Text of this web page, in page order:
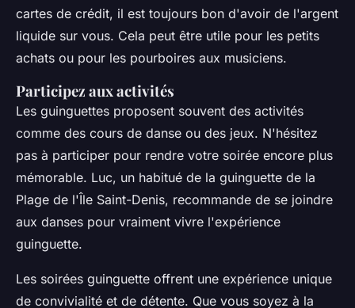
cartes de crédit, il est toujours bon d'avoir de l'argent
liquide sur vous. Cela peut être utile pour les petits
achats ou pour les pourboires aux musiciens.
Participez aux activités
Les guinguettes proposent souvent des activités
comme des cours de danse ou des jeux. N'hésitez
pas à participer pour rendre votre soirée encore plus
mémorable. Luc, un habitué de la guinguette de la
Plage de l'Île Saint-Denis, recommande de se joindre
aux danses pour vraiment vivre l'expérience
guinguette.
Les soirées guinguette offrent une expérience unique
de convivialité et de détente. Que vous soyez à la